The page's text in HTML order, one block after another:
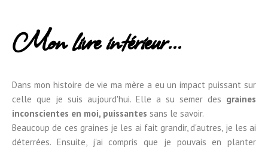
Mon livre intérieur...
Dans mon histoire de vie ma mère a eu un impact puissant sur
celle que je suis aujourd'hui. Elle a su semer des graines
inconscientes en moi, puissantes sans le savoir.
Beaucoup de ces graines je les ai fait grandir, d'autres, je les ai
déterrées. Ensuite, j'ai compris que je pouvais en planter